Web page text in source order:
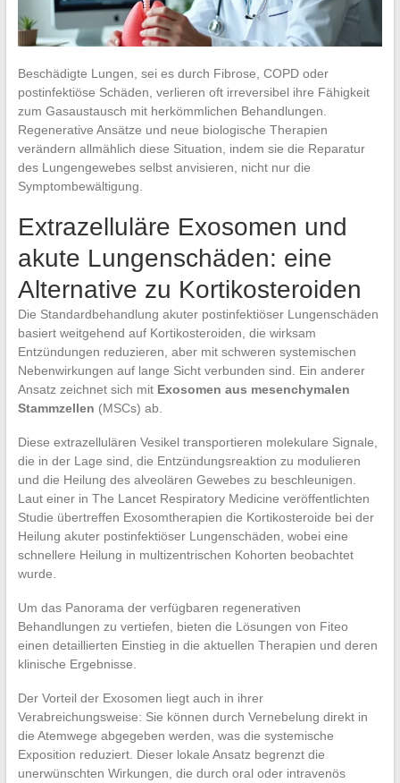
Beschädigte Lungen, sei es durch Fibrose, COPD oder
postinfektiöse Schäden, verlieren oft irreversibel ihre Fähigkeit
zum Gasaustausch mit herkömmlichen Behandlungen.
Regenerative Ansätze und neue biologische Therapien
verändern allmählich diese Situation, indem sie die Reparatur
des Lungengewebes selbst anvisieren, nicht nur die
Symptombewältigung.
Extrazelluläre Exosomen und
akute Lungenschäden: eine
Alternative zu Kortikosteroiden
Die Standardbehandlung akuter postinfektiöser Lungenschäden
basiert weitgehend auf Kortikosteroiden, die wirksam
Entzündungen reduzieren, aber mit schweren systemischen
Nebenwirkungen auf lange Sicht verbunden sind. Ein anderer
Ansatz zeichnet sich mit Exosomen aus mesenchymalen
Stammzellen (MSCs) ab.
Diese extrazellulären Vesikel transportieren molekulare Signale,
die in der Lage sind, die Entzündungsreaktion zu modulieren
und die Heilung des alveolären Gewebes zu beschleunigen.
Laut einer in The Lancet Respiratory Medicine veröffentlichten
Studie übertreffen Exosomtherapien die Kortikosteroide bei der
Heilung akuter postinfektiöser Lungenschäden, wobei eine
schnellere Heilung in multizentrischen Kohorten beobachtet
wurde.
Um das Panorama der verfügbaren regenerativen
Behandlungen zu vertiefen, bieten die Lösungen von Fiteo
einen detaillierten Einstieg in die aktuellen Therapien und deren
klinische Ergebnisse.
Der Vorteil der Exosomen liegt auch in ihrer
Verabreichungsweise: Sie können durch Vernebelung direkt in
die Atemwege abgegeben werden, was die systemische
Exposition reduziert. Dieser lokale Ansatz begrenzt die
unerwünschten Wirkungen, die durch oral oder intravenös